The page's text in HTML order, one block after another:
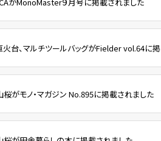
火台、マルチツールバッグがFielder vol.64に
桜がモノ・マガジン No.895に掲載されました